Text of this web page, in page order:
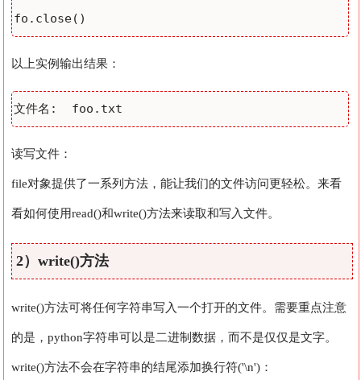
以上实例输出结果：
读写文件：
file对象提供了一系列方法，能让我们的文件访问更轻松。来看
看如何使用read()和write()方法来读取和写入文件。
2）write()方法
write()方法可将任何字符串写入一个打开的文件。需要重点注意
的是，python字符串可以是二进制数据，而不是仅仅是文字。
write()方法不会在字符串的结尾添加换行符('\n')：